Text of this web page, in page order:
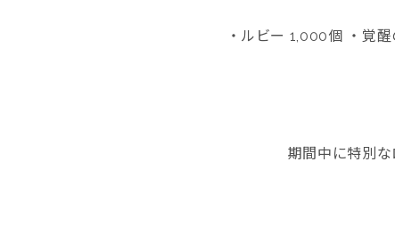
・ルビー 1,000個 ・覚
期間中に特別